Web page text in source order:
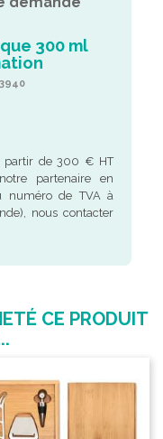
300 ml
partir de 300 € HT
partenaire en
numéro de TVA à
nous contacter
CE PRODUIT